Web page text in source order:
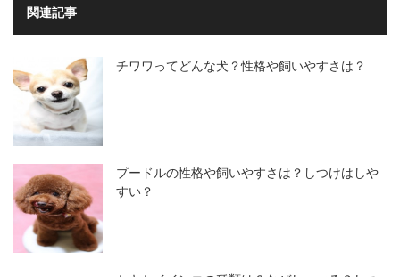
関連記事
チワワってどんな犬？性格や飼いやすさは？
プードルの性格や飼いやすさは？しつけはしや
すい？